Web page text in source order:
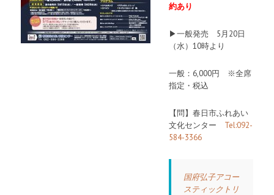
約あり
▶︎一般発売 5月20日
（水）10時より
一般：6,000円 ※全席
指定・税込
【問】春日市ふれあい
文化センター Tel:092-
584-3366
国府弘子アコー
スティックトリ